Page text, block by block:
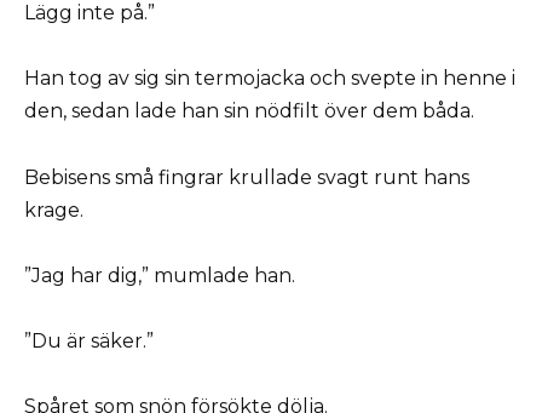
Lägg inte på.”
Han tog av sig sin termojacka och svepte in henne i
den, sedan lade han sin nödfilt över dem båda.
Bebisens små fingrar krullade svagt runt hans
krage.
”Jag har dig,” mumlade han.
”Du är säker.”
Spåret som snön försökte dölja.